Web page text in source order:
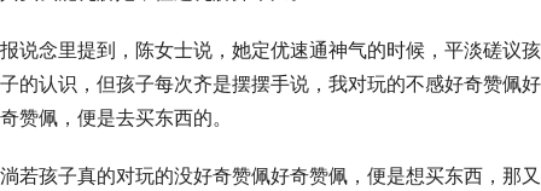
报说念里提到，陈女士说，她定优速通神气的时候，平淡磋议孩
子的认识，但孩子每次齐是摆摆手说，我对玩的不感好奇赞佩好
奇赞佩，便是去买东西的。
淌若孩子真的对玩的没好奇赞佩好奇赞佩，便是想买东西，那又